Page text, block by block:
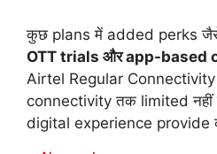
कुछ plans में added perks
OTT trials और app-based
Airtel Regular Connectivity
connectivity तक limited नहीं
digital experience provide